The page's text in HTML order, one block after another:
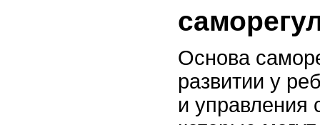
Основа
развитии у
и управления